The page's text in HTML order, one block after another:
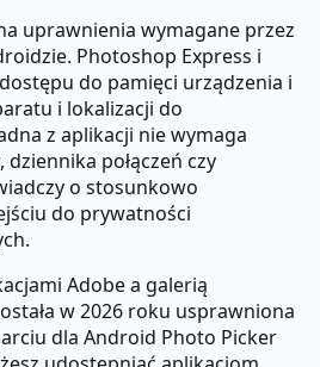
uprawnienia wymagane przez
Photoshop Express i
do pamięci urządzenia i
i lokalizacji do
z aplikacji nie wymaga
połączeń czy
o stosunkowo
do prywatności
Adobe a galerią
w 2026 roku usprawniona
dla Android Photo Picker